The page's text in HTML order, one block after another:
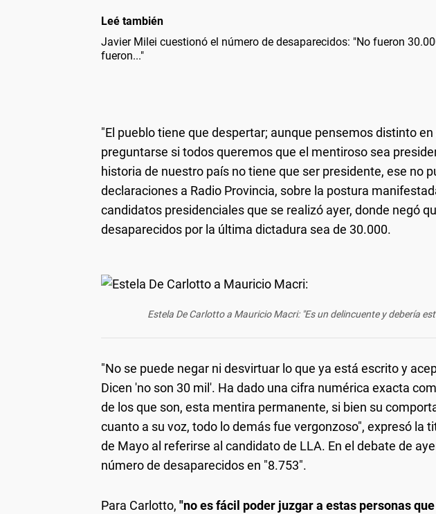
Leé también
Javier Milei cuestionó el número de desaparecidos: "No fueron
fueron..."
"El pueblo tiene que despertar; aunque pensemos distinto
preguntarse si todos queremos que el mentiroso sea
historia de nuestro país no tiene que ser presidente, ese no
declaraciones a Radio Provincia, sobre la postura
candidatos presidenciales que se realizó ayer, donde negó
desaparecidos por la última dictadura sea de 30.000.
Estela De Carlotto a Mauricio Macri: "Es un delincuente y debería
"No se puede negar ni desvirtuar lo que ya está escrito y
Dicen 'no son 30 mil'. Ha dado una cifra numérica exacta
de los que son, esta mentira permanente, si bien su
cuanto a su voz, todo lo demás fue vergonzoso", expresó la
de Mayo al referirse al candidato de LLA. En el debate de
número de desaparecidos en "8.753".
Para Carlotto, "no es fácil poder juzgar a estas personas